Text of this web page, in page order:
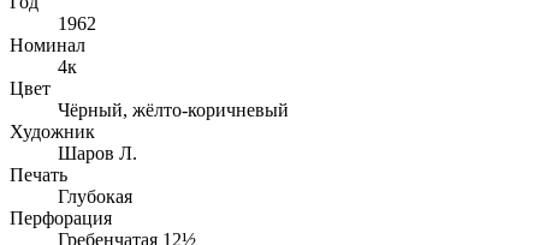
1962
Номинал
4к
Цвет
Чёрный, жёлто-коричневый
Художник
Шаров Л.
Печать
Глубокая
Перфорация
Гребенчатая 12½